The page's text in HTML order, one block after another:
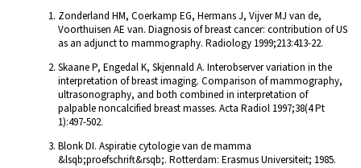
Zonderland HM, Coerkamp EG, Hermans J, Vijver MJ van de,
Voorthuisen AE van. Diagnosis of breast cancer: contribution of US
as an adjunct to mammography. Radiology 1999;213:413-22.
Skaane P, Engedal K, Skjennald A. Interobserver variation in the
interpretation of breast imaging. Comparison of mammography,
ultrasonography, and both combined in interpretation of
palpable noncalcified breast masses. Acta Radiol 1997;38(4 Pt
1):497-502.
Blonk DI. Aspiratie cytologie van de mamma
&lsqb;proefschrift&rsqb;. Rotterdam: Erasmus Universiteit; 1985.